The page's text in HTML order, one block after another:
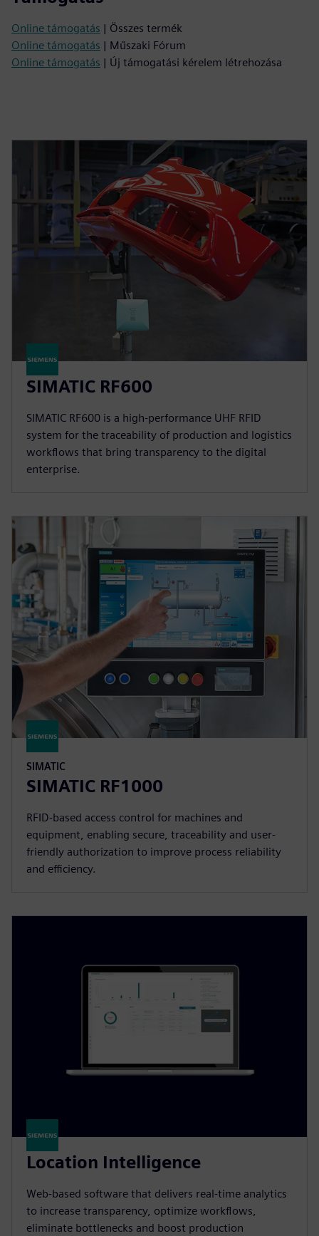
Online támogatás | Összes termék
Online támogatás | Műszaki Fórum
Online támogatás | Új támogatási kérelem létrehozása
SIMATIC RF600
SIMATIC RF600 is a high-performance UHF RFID
system for the traceability of production and logistics
workflows that bring transparency to the digital
enterprise.
SIMATIC
SIMATIC RF1000
RFID-based access control for machines and
equipment, enabling secure, traceability and user-
friendly authorization to improve process reliability
and efficiency.
Location Intelligence
Web-based software that delivers real-time analytics
to increase transparency, optimize workflows,
eliminate bottlenecks and boost production